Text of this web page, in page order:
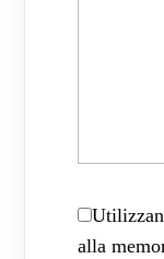
alla